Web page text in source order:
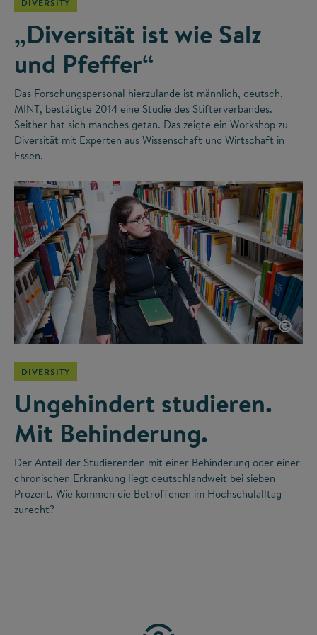
„Diversität ist wie Salz
und Pfeffer“
Das Forschungspersonal hierzulande ist männlich, deutsch,
MINT, bestätigte 2014 eine Studie des Stifterverbandes.
Seither hat sich manches getan. Das zeigte ein Workshop zu
Diversität mit Experten aus Wissenschaft und Wirtschaft in
Essen.
©
DIVERSITY
Ungehindert studieren.
Mit Behinderung.
Der Anteil der Studierenden mit einer Behinderung oder einer
chronischen Erkrankung liegt deutschlandweit bei sieben
Prozent. Wie kommen die Betroffenen im Hochschulalltag
zurecht?